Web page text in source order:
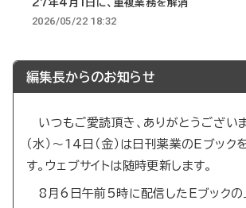
27年4月1日に、重複業務を解消
2026/05/22 18:32
編集長からのお知らせ
いつもご愛読頂き、ありがとうござい
（水）～14日（金）は日刊薬業のEブック
す。ウェブサイトは随時更新します。
8月6日午前5時に配信したEブックの